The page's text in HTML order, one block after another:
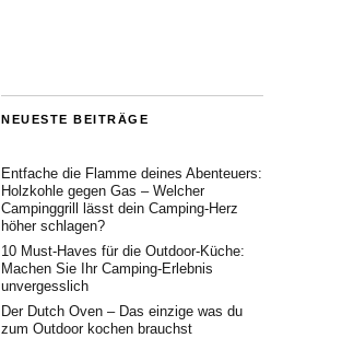
NEUESTE BEITRÄGE
Entfache die Flamme deines Abenteuers:
Holzkohle gegen Gas – Welcher
Campinggrill lässt dein Camping-Herz
höher schlagen?
10 Must-Haves für die Outdoor-Küche:
Machen Sie Ihr Camping-Erlebnis
unvergesslich
Der Dutch Oven – Das einzige was du
zum Outdoor kochen brauchst